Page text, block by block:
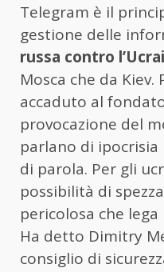
Telegram è il
gestione delle
russa contro
Mosca che da
accaduto al
provocazione del
parlano di
di parola. Per gli
possibilità di
pericolosa che
Ha detto Dimitry
consiglio di